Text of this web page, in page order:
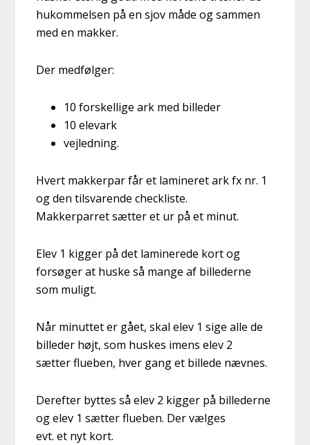
hukommelsen på en sjov måde og sammen
med en makker.
Der medfølger:
10 forskellige ark med billeder
10 elevark
vejledning.
Hvert makkerpar får et lamineret ark fx nr. 1
og den tilsvarende checkliste.
Makkerparret sætter et ur på et minut.
Elev 1 kigger på det laminerede kort og
forsøger at huske så mange af billederne
som muligt.
Når minuttet er gået, skal elev 1 sige alle de
billeder højt, som huskes imens elev 2
sætter flueben, hver gang et billede nævnes.
Derefter byttes så elev 2 kigger på billederne
og elev 1 sætter flueben. Der vælges
evt. et nyt kort.